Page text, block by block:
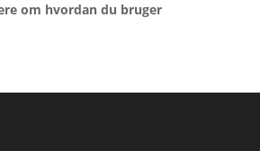
om hvordan du bruger